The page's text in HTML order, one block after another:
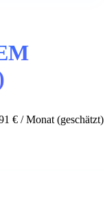
€ / Monat (geschätzt)